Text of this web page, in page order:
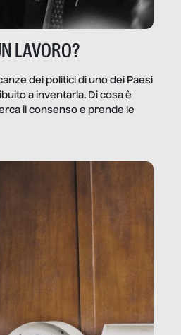
LAVORO?
dei politici di uno dei Paesi
a inventarla. Di cosa è
il consenso e prende le